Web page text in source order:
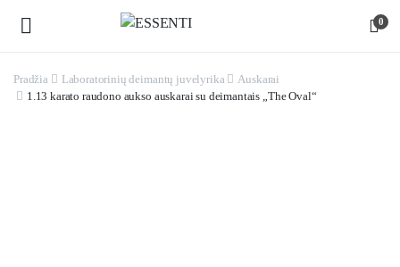
0
Pradžia Laboratorinių deimantų juvelyrika
Auskarai
1.13 karato raudono aukso auskarai su deimantais „The Oval“